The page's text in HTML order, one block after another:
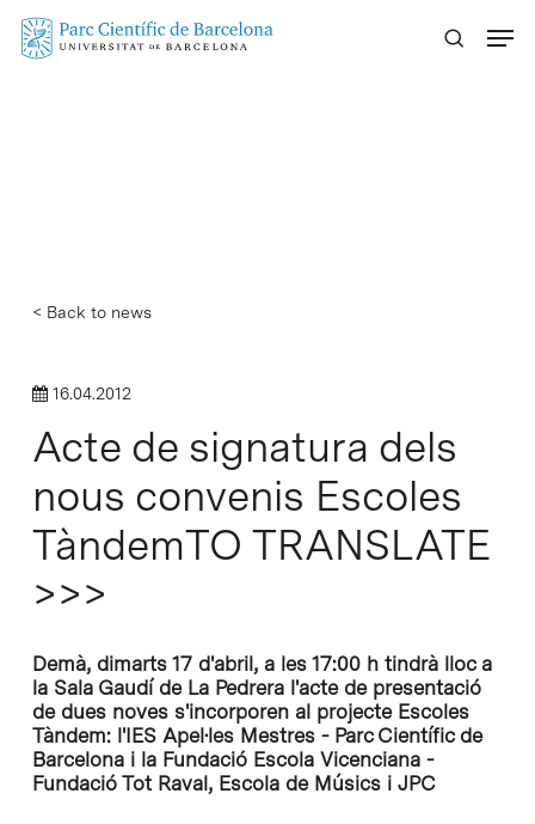
Skip
< Back to news
16.04.2012
Acte de signatura dels
nous convenis Escoles
TàndemTO TRANSLATE
>>>
Demà, dimarts 17 d'abril, a les 17:00 h tindrà lloc a
la Sala Gaudí de La Pedrera l'acte de presentació
de dues noves s'incorporen al projecte Escoles
Tàndem: l'IES Apel·les Mestres - Parc Científic de
Barcelona i la Fundació Escola Vicenciana -
Fundació Tot Raval, Escola de Músics i JPC